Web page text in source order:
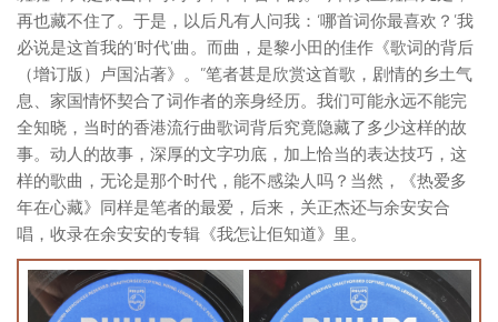
再也藏不住了。于是，以后凡有人问我：‘哪首词你最喜欢？’我
必说是这首我的‘时代’曲。而曲，是黎小田的佳作《歌词的背后
（增订版）卢国沾著》。”笔者甚是欣赏这首歌，剧情的乡土气
息、家国情怀契合了词作者的亲身经历。我们可能永远不能完
全知晓，当时的香港流行曲歌词背后究竟隐藏了多少这样的故
事。动人的故事，深厚的文字功底，加上恰当的表达技巧，这
样的歌曲，无论是那个时代，能不感染人吗？当然，《热爱多
年在心藏》同样是笔者的最爱，后来，关正杰还与余安安合
唱，收录在余安安的专辑《我怎让佢知道》里。